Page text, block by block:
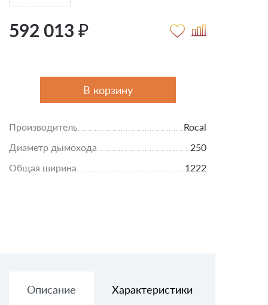
592 013 ₽
В корзину
Производитель
Rocal
Диаметр дымохода
250
Общая ширина
1222
Описание Характеристики